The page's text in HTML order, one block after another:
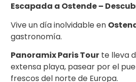
Escapada a Ostende –
Vive un día inolvidable en
gastronomía.
Panoramix Paris Tour te lleva
extensa playa, pasear por el
frescos del norte de Europa.